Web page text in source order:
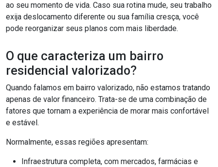
ao seu momento de vida. Caso sua rotina mude, seu trabalho
exija deslocamento diferente ou sua família cresça, você
pode reorganizar seus planos com mais liberdade.
O que caracteriza um bairro
residencial valorizado?
Quando falamos em bairro valorizado, não estamos tratando
apenas de valor financeiro. Trata-se de uma combinação de
fatores que tornam a experiência de morar mais confortável
e estável.
Normalmente, essas regiões apresentam:
Infraestrutura completa, com mercados, farmácias e